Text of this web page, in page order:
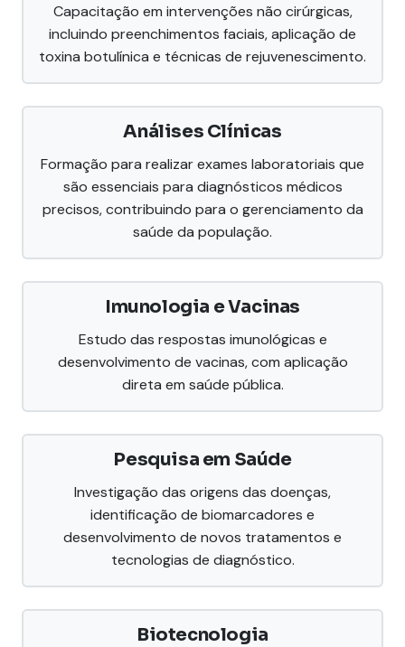
Capacitação em intervenções não cirúrgicas,
incluindo preenchimentos faciais, aplicação de
toxina botulínica e técnicas de rejuvenescimento.
Análises Clínicas
Formação para realizar exames laboratoriais que
são essenciais para diagnósticos médicos
precisos, contribuindo para o gerenciamento da
saúde da população.
Imunologia e Vacinas
Estudo das respostas imunológicas e
desenvolvimento de vacinas, com aplicação
direta em saúde pública.
Pesquisa em Saúde
Investigação das origens das doenças,
identificação de biomarcadores e
desenvolvimento de novos tratamentos e
tecnologias de diagnóstico.
Biotecnologia